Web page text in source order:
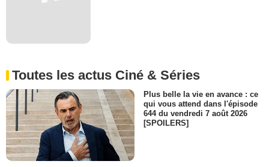
Toutes les actus Ciné & Séries
Plus belle la vie en avance : ce
qui vous attend dans l'épisode
644 du vendredi 7 août 2026
[SPOILERS]